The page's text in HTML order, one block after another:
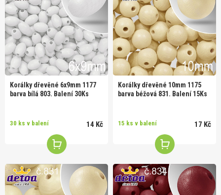
Korálky dřevěné 6x9mm 1177
barva bílá 803. Balení 30Ks
30 ks v balení 14 Kč
Korálky dřevěné 10mm 1175
barva béžová 831. Balení 15Ks
15 ks v balení 17 Kč